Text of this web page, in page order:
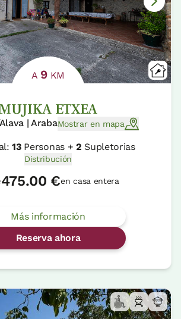
A 9 KM
MUJIKA ETXEA
| ArabaMostrar en mapa
13Personas + 2 Supletorias
Distribución
475.00 €en casa entera
Más información
Reserva ahora